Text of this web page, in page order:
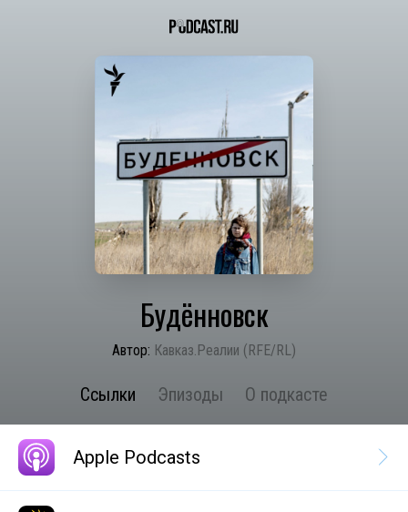
Будённовск
Автор: Кавказ.Реалии (RFE/RL)
Ссылки Эпизоды О подкасте
Apple Podcasts